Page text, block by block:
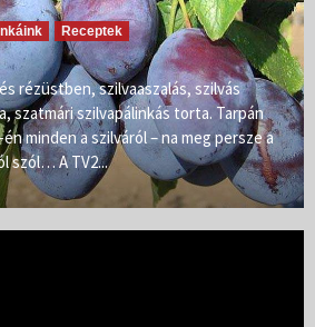
Receptek
rézüstben, szilvaaszalás, szilvás
szatmári szilvapálinkás torta. Tarpán
minden a szilváról – na meg persze a
szól… A TV2...